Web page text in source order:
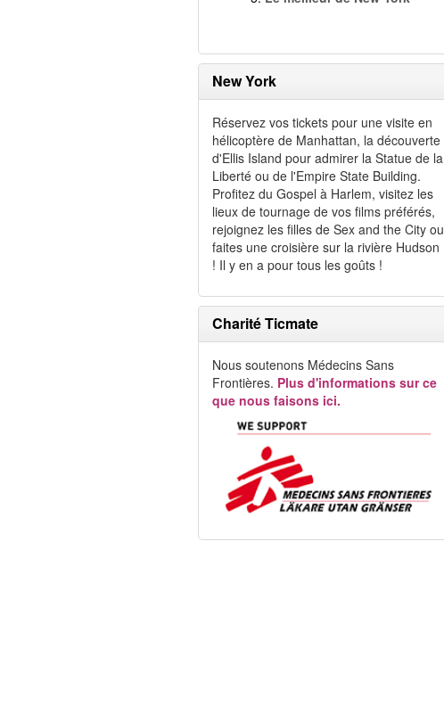
New York
Réservez vos tickets pour une visite en
hélicoptère de Manhattan, la découverte
d'Ellis Island pour admirer la Statue de la
Liberté ou de l'Empire State Building.
Profitez du Gospel à Harlem, visitez les
lieux de tournage de vos films préférés,
rejoignez les filles de Sex and the City ou
faites une croisière sur la rivière Hudson
! Il y en a pour tous les goûts !
Charité Ticmate
Nous soutenons Médecins Sans
Frontières. Plus d'informations sur ce
que nous faisons ici.